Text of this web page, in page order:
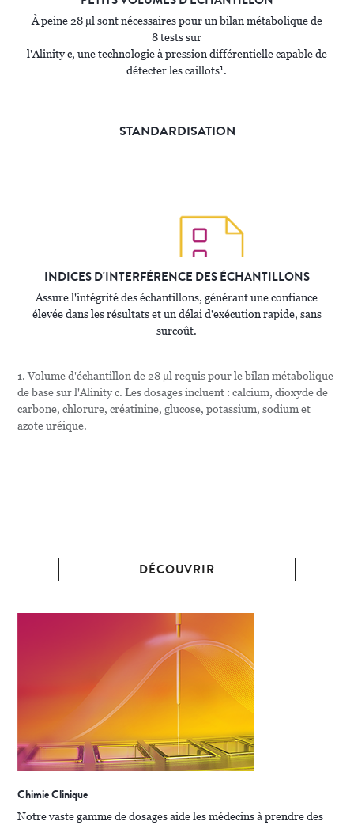
À peine 28 µl sont nécessaires pour un bilan métabolique de
8 tests sur
l'Alinity c, une technologie à pression différentielle capable de
détecter les caillots1.
STANDARDISATION
INDICES D'INTERFÉRENCE DES ÉCHANTILLONS
Assure l'intégrité des échantillons, générant une confiance
élevée dans les résultats et un délai d'exécution rapide, sans
surcoût.
1. Volume d'échantillon de 28 µl requis pour le bilan métabolique
de base sur l'Alinity c. Les dosages incluent : calcium, dioxyde de
carbone, chlorure, créatinine, glucose, potassium, sodium et
azote uréique.
DÉCOUVRIR
Chimie Clinique
Notre vaste gamme de dosages aide les médecins à prendre des